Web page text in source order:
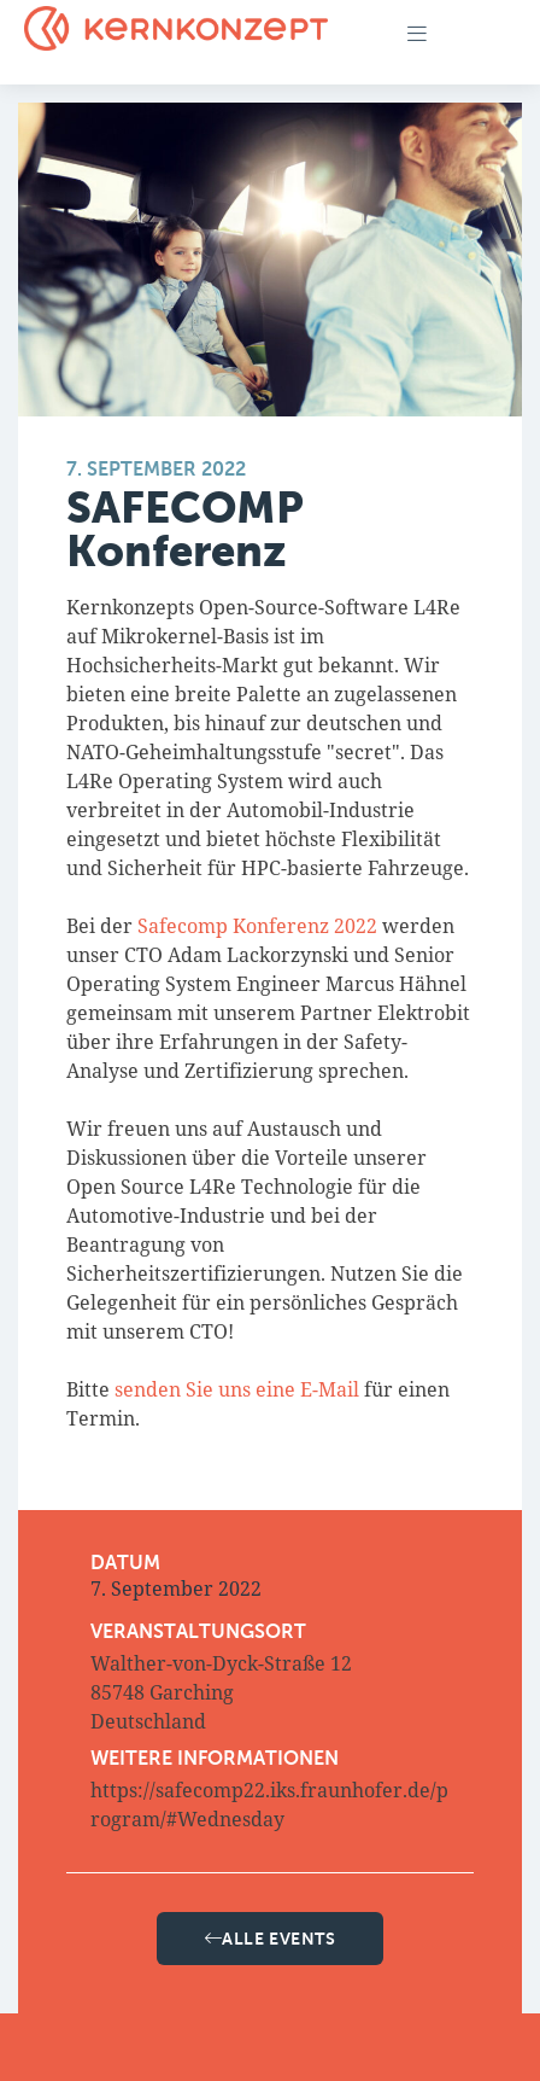
7. SEPTEMBER 2022
SAFECOMP
Konferenz
Kernkonzepts Open-Source-Software L4Re
auf Mikrokernel-Basis ist im
Hochsicherheits-Markt gut bekannt. Wir
bieten eine breite Palette an zugelassenen
Produkten, bis hinauf zur deutschen und
NATO-Geheimhaltungsstufe "secret". Das
L4Re Operating System wird auch
verbreitet in der Automobil-Industrie
eingesetzt und bietet höchste Flexibilität
und Sicherheit für HPC-basierte Fahrzeuge.
Bei der Safecomp Konferenz 2022 werden
unser CTO Adam Lackorzynski und Senior
Operating System Engineer Marcus Hähnel
gemeinsam mit unserem Partner Elektrobit
über ihre Erfahrungen in der Safety-
Analyse und Zertifizierung sprechen.
Wir freuen uns auf Austausch und
Diskussionen über die Vorteile unserer
Open Source L4Re Technologie für die
Automotive-Industrie und bei der
Beantragung von
Sicherheitszertifizierungen. Nutzen Sie die
Gelegenheit für ein persönliches Gespräch
mit unserem CTO!
Bitte senden Sie uns eine E-Mailfür einen
Termin.
DATUM
7. September 2022
VERANSTALTUNGSORT
Walther-von-Dyck-Straße 12
85748 Garching
Deutschland
WEITERE INFORMATIONEN
https://safecomp22.iks.fraunhofer.de/p
rogram/#Wednesday
ALLE EVENTS